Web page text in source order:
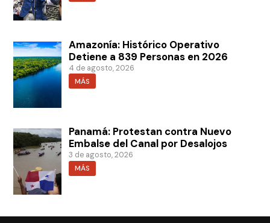
Amazonía: Histórico Operativo
Detiene a 839 Personas en 2026
4 de agosto, 2026
MÁS
Panamá: Protestan contra Nuevo
Embalse del Canal por Desalojos
3 de agosto, 2026
MÁS